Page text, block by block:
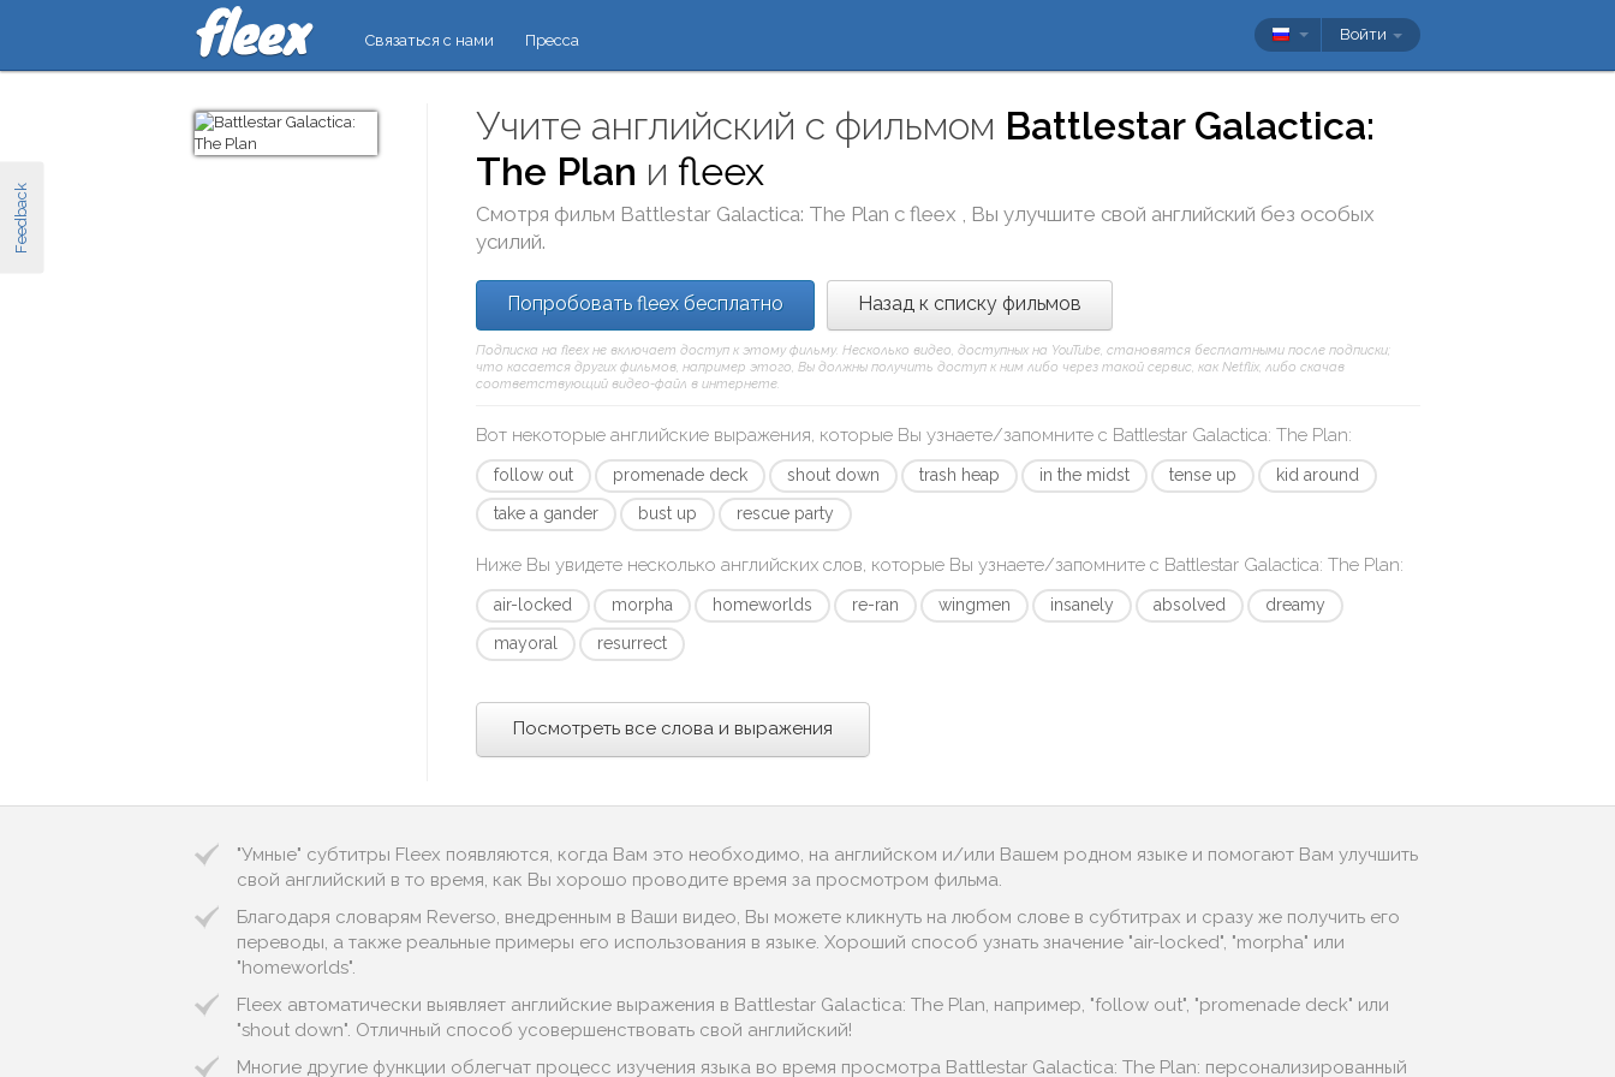
Feedback
Связаться с нами Пресса Войти
Учите английский с фильмом Battlestar Galactica:
The Plan иfleex
Смотря фильм Battlestar Galactica: The Plan сfleex , Вы улучшите свой английский без особых
усилий.
Попробовать fleex бесплатно Назад к списку фильмов
Подписка на fleex не включает доступ к этому фильму. Несколько видео, доступных на YouTube, становятся бесплатными после подписки;
что касается других фильмов, например этого, Вы должны получить доступ к ним либо через такой сервис, как Netflix, либо скачав
соответствующий видео-файл в интернете.
Вот некоторые английские выражения, которые Вы узнаете/запомните с Battlestar Galactica: The Plan:
follow out promenade deck shout down trash heap in the midst tense up
kid around
take a gander
bust up rescue party
Ниже Вы увидете несколько английских слов, которые Вы узнаете/запомните с Battlestar Galactica: The Plan:
air-locked morpha homeworlds re-ran wingmen insanely absolved
dreamy
mayoral
resurrect
Посмотреть все слова и выражения
"Умные" субтитры Fleex появляются, когда Вам это необходимо, на английском и/или Вашем родном языке и помогают Вам улучшить
свой английский в то время, как Вы хорошо проводите время за просмотром фильма.
Благодаря словарям Reverso, внедренным в Ваши видео, Вы можете кликнуть на любом слове в субтитрах и сразу же получить его
переводы, а также реальные примеры его использования в языке. Хороший способ узнать значение "air-locked", "morpha" или
"homeworlds".
Fleex автоматически выявляет английские выражения в Battlestar Galactica: The Plan, например, "follow out", "promenade deck" или
"shout down". Отличный способ усовершенствовать свой английский!
Многие другие функции облегчат процесс изучения языка во время просмотра Battlestar Galactica: The Plan: персонализированный